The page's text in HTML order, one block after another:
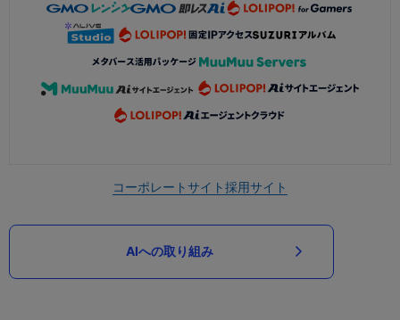
コーポレートサイト採用サイト
AIへの取り組み